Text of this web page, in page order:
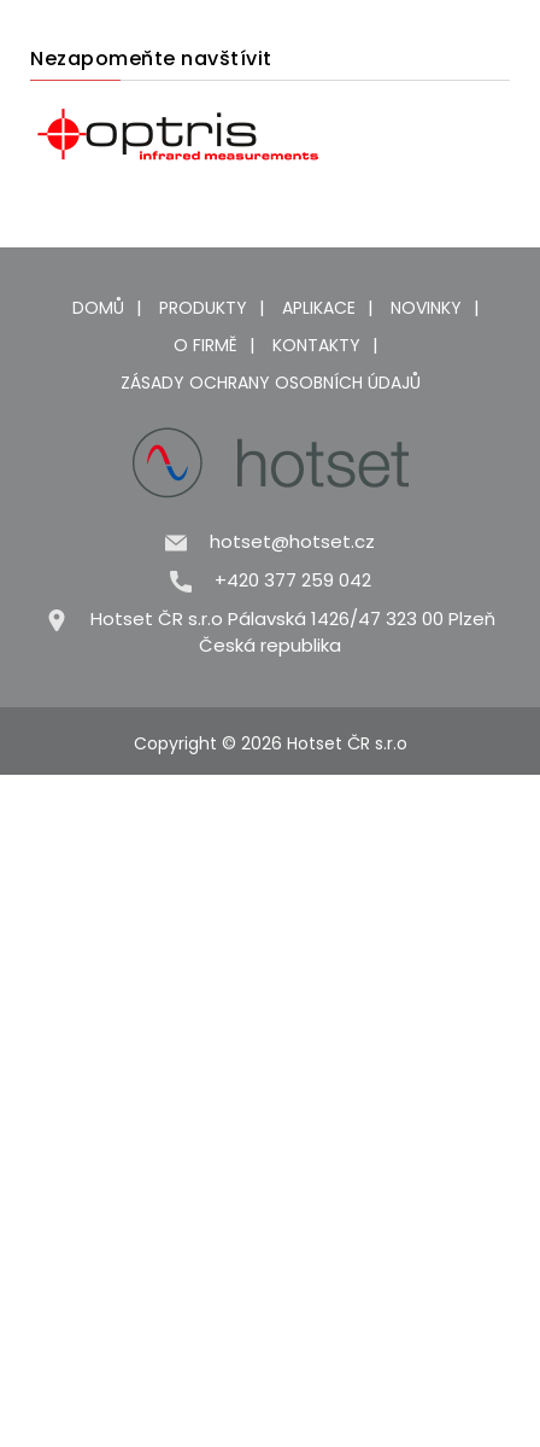
Nezapomeňte navštívit
DOMŮ PRODUKTY APLIKACE
NOVINKY
O FIRMĚ
KONTAKTY
ZÁSADY OCHRANY OSOBNÍCH ÚDAJŮ
hotset@hotset.cz
+420 377 259 042
Hotset ČR s.r.o Pálavská 1426/47 323 00 Plzeň
Česká republika
Copyright © 2026 Hotset ČR s.r.o